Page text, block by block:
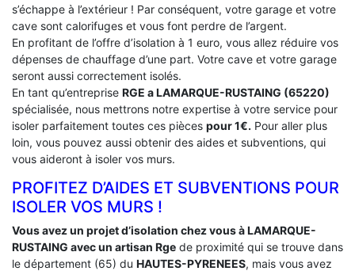
s’échappe à l’extérieur ! Par conséquent, votre garage et votre
cave sont calorifuges et vous font perdre de l’argent.
En profitant de l’offre d’isolation à 1 euro, vous allez réduire vos
dépenses de chauffage d’une part. Votre cave et votre garage
seront aussi correctement isolés.
En tant qu’entreprise RGE a LAMARQUE-RUSTAING (65220)
spécialisée, nous mettrons notre expertise à votre service pour
isoler parfaitement toutes ces pièces pour 1€. Pour aller plus
loin, vous pouvez aussi obtenir des aides et subventions, qui
vous aideront à isoler vos murs.
PROFITEZ D’AIDES ET SUBVENTIONS POUR
ISOLER VOS MURS !
Vous avez un projet d’isolation chez vous à LAMARQUE-
RUSTAING avec un artisan Rge de proximité qui se trouve dans
le département (65) du HAUTES-PYRENEES, mais vous avez